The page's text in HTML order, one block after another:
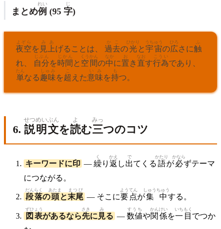
まとめ例
れい
(95 字
じ
)
夜空
よぞら
を 見上
みあ
げることは、 過去
かこ
の光
ひかり
と宇宙
うちゅう
の広
ひろ
さに触
ふ
れ、 自分
じぶん
を時間
じかん
と 空間
くうかん
の中
なか
に置
お
き 直
なお
す行為
こうい
であり、
単
たん
なる趣味
しゅみ
を超
こ
えた意味
いみ
を持
も
つ。
6. 説明
せつめい
文
ぶん
を読
よ
む三
みっ
つのコツ
キーワードに印 — 繰
く
り 返
かえ
し出
で
てくる 語
かたり
が必
かなら
ずテーマ
につながる。
段落
だんらく
の頭
あたま
と末尾
まつび
— そこに要点
ようてん
が集中
しゅうちゅう
する。
図表
ずひょう
があるなら先
さき
に 見
み
る — 数値
すうち
や関係
かんけい
を一目
いちもく
でつか